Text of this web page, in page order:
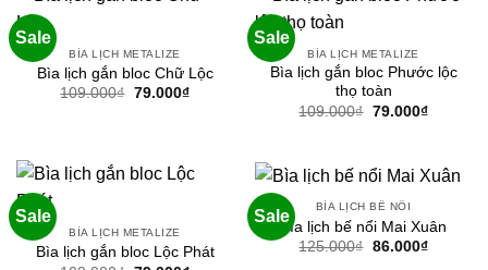
Sale
BÌA LỊCH METALIZE
Bìa lịch gắn bloc Chữ Lộc
109.000₫ Giá
79.000₫Giá
Sale
BÌA LỊCH METALIZE
Bìa lịch gắn bloc Phước lộc
thọ toàn
109.000₫ Giá
79.000₫Giá
79.000₫.
Sale
BÌA LỊCH METALIZE
Bìa lịch gắn bloc Lộc Phát
Sale
BÌA LỊCH BẾ NỔI
Bìa lịch bế nổi Mai Xuân
125.000₫ Giá
86.000₫Giá